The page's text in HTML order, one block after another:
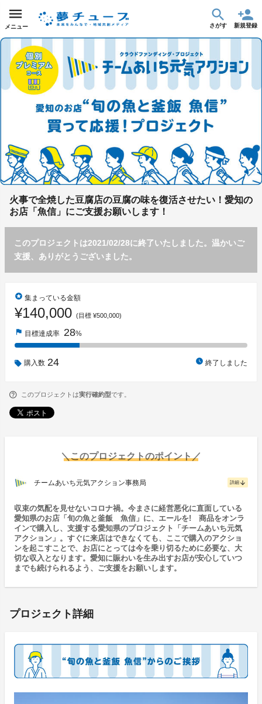
メニュー さがす 新規登録
火事で全焼した豆腐店の豆腐の味を復活させたい！愛知の
お店「魚信」にご支援お願いします！
このプロジェクトは2021/02/28に終了いたしました。温かいご
支援、ありがとうございました。
stars 集まっている金額
¥140,000 (目標 ¥500,000)
flag 目標達成率 28%
購入数 24 watch_later 終了しました
このプロジェクトは実行確約型です。
＼このプロジェクトのポイント／
チームあいち元気アクション事務局 詳細 arrow_downward
収束の気配を見せないコロナ禍。今まさに経営悪化に直面している
愛知県のお店「旬の魚と釜飯 魚信」に、エールを! 商品をオンラ
インで購入し、支援する愛知県のプロジェクト「チームあいち元気
アクション」。すぐに来店はできなくても、ここで購入のアクショ
ンを起こすことで、お店にとっては今を乗り切るために必要な、大
切な収入となります。愛知に賑わいを生み出すお店が安心していつ
までも続けられるよう、ご支援をお願いします。
プロジェクト詳細